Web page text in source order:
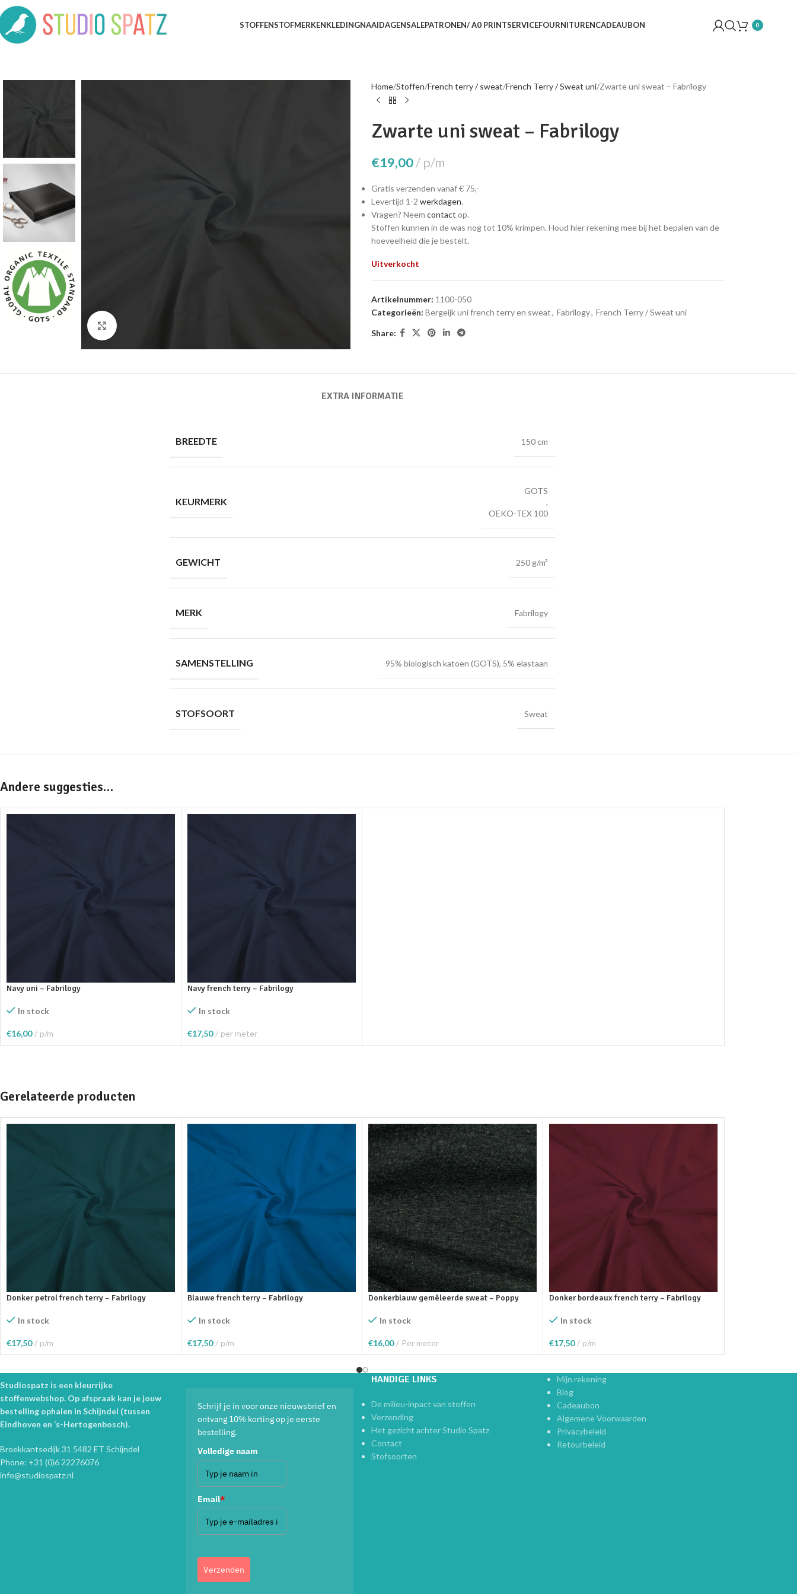
STOFFENSTOFMERKENKLEDINGNAAIDAGENSALEPATRONEN/ A0 PRINTSERVICEFOURNITURENCADEAUBON 0
Home Stoffen French terry / sweat French Terry / Sweat uni Zwarte uni sweat – Fabrilogy
Zwarte uni sweat – Fabrilogy
€19,00 p/m
Gratis verzenden vanaf € 75,-
Levertijd 1-2 werkdagen.
Vragen? Neem contact op.
Stoffen kunnen in de was nog tot 10% krimpen. Houd hier rekening mee bij het bepalen van de
hoeveelheid die je bestelt.
Uitverkocht
Artikelnummer: 1100-050
Categorieën: Bergeijk uni french terry en sweat, Fabrilogy, French Terry / Sweat uni
Share:
EXTRA INFORMATIE
BREEDTE 150 cm
KEURMERK
GOTS
,
OEKO-TEX 100
GEWICHT 250 g/m²
MERK Fabrilogy
SAMENSTELLING 95% biologisch katoen (GOTS), 5% elastaan
STOFSOORT Sweat
Andere suggesties…
Navy uni – Fabrilogy
In stock
€16,00 p/m
Toevoegen Aan Winkelwagen
Navy french terry – Fabrilogy
In stock
€17,50 per meter
Toevoegen Aan Winkelwagen
Gerelateerde producten
Donker petrol french terry – Fabrilogy
In stock
€17,50 p/m
Toevoegen Aan Winkelwagen
Blauwe french terry – Fabrilogy
In stock
€17,50 p/m
Toevoegen Aan Winkelwagen
Donkerblauw gemêleerde sweat – Poppy
In stock
€16,00 Per meter
Toevoegen Aan Winkelwagen
Donker bordeaux french terry – Fabrilogy
In stock
€17,50 p/m
Toevoegen Aan Winkelwagen
Studiospatz is een kleurrijke
stoffenwebshop. Op afspraak kan je jouw
bestelling ophalen in Schijndel (tussen
Eindhoven en ‘s-Hertogenbosch).
Broekkantsedijk 31 5482 ET Schijndel
Phone: +31 (0)6 22276076
info@studiospatz.nl
Schrijf je in voor onze nieuwsbrief en
ontvang 10% korting op je eerste
bestelling.
Volledige naam
Email*
Verzenden
HANDIGE LINKS
De milieu-inpact van stoffen
Verzending
Het gezicht achter Studio Spatz
Contact
Stofsoorten
Mijn rekening
Blog
Cadeaubon
Algemene Voorwaarden
Privacybeleid
Retourbeleid